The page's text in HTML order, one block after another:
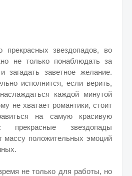
звездопадов, во
не только понаблюдать за
заветное желание.
исполнится, если верить,
каждой минутой
не хватает романтики, стоит
на самую красивую
прекрасные звездопады
массу положительных эмоций
не только для работы, но